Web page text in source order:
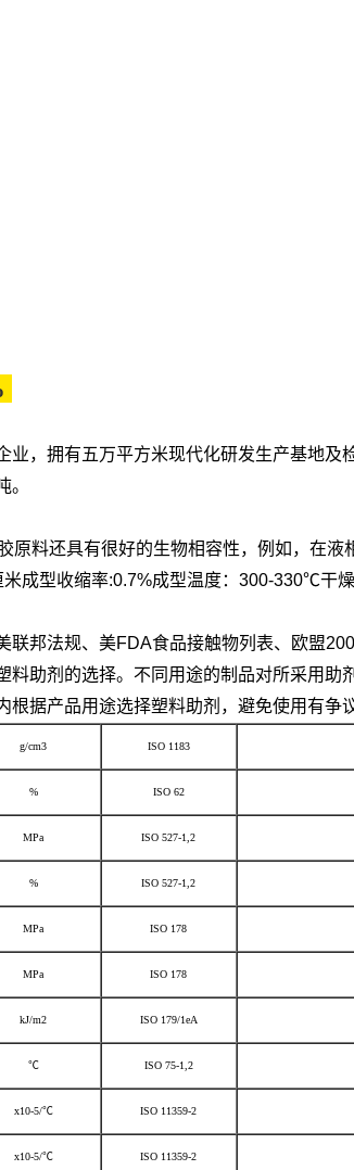
，拥有五万平方米现代化研发生产基地
料还具有很好的生物相容性，例如，在液
成型收缩率:0.7%成型温度：300-330℃干
邦法规、美FDA食品接触物列表、欧盟
助剂的选择。不同用途的制品对所采用
据产品用途选择塑料助剂，避免使用有争
g/cm3 ISO 1183
% ISO 62
MPa ISO 527-1,2
% ISO 527-1,2
MPa ISO 178
MPa ISO 178
kJ/m2 ISO 179/1eA
℃ ISO 75-1,2
x10-5/℃ ISO 11359-2
x10-5/℃ ISO 11359-2